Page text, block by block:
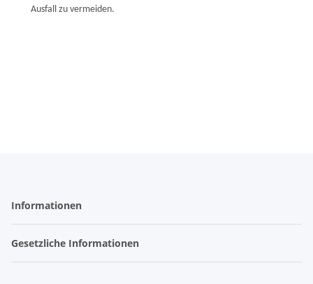
Ausfall zu vermeiden.
Informationen
Gesetzliche Informationen